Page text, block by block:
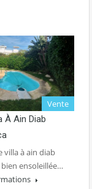
Vente
À Ain Diab
villa à ain diab
ensoleillée…